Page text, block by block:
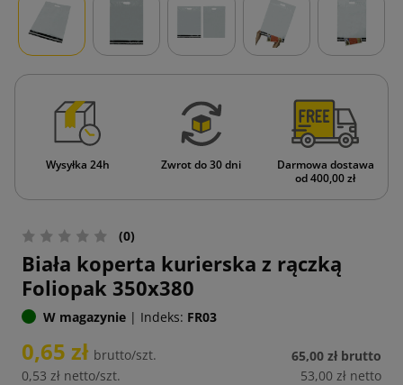
Wysyłka 24h Zwrot do 30 dni
Darmowa dostawa
od 400,00 zł
(0)
Biała koperta kurierska z rączką
Foliopak 350x380
W magazynie | Indeks: FR03
0,65 zł brutto/szt.
0,53 zł netto/szt.
65,00 zł brutto
53,00 zł netto